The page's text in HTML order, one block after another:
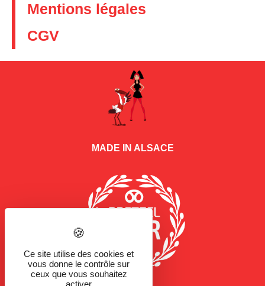
Mentions légales
CGV
MADE IN ALSACE
Ce site utilise des cookies et
vous donne le contrôle sur
ceux que vous souhaitez
activer